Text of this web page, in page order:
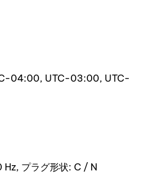
04:00, UTC-03:00, UTC-
プラグ形状: C / N